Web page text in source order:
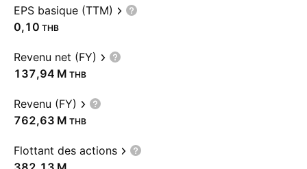
EPS basique (TTM)
0,10 THB
Revenu net (FY)
‪137,94 M‬ THB
Revenu (FY)
‪762,63 M‬ THB
Flottant des actions